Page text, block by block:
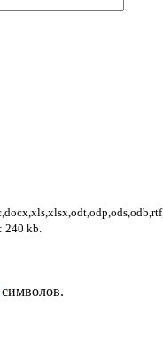
240 kb.
символов.